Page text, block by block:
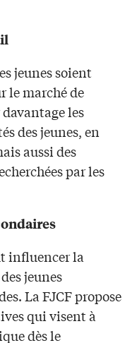
jeunes soient
le marché de
davantage les
des jeunes, en
aussi des
par les
influencer la
jeunes
La FJCF propose
qui visent à
dès le